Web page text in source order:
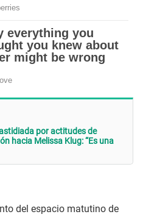
por actitudes de
hacia Melissa Klug: “Es una
del espacio matutino de